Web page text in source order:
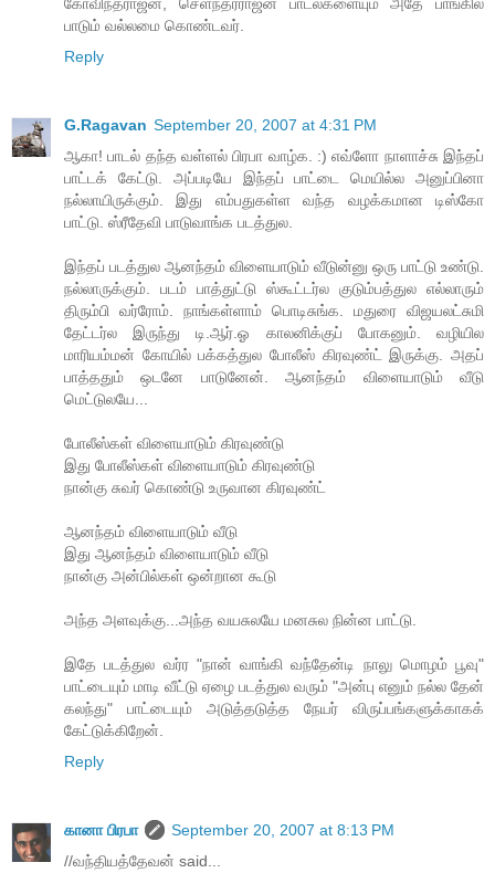
பாடும் வல்லமை கொண்டவர்.
Reply
G.Ragavan September 20, 2007 at 4:31 PM
ஆகா! பாடல் தந்த வள்ளல் பிரபா வாழ்க. :) எவ்ளோ நாளாச்சு இந்தப்
பாட்டக் கேட்டு. அப்படியே இந்தப் பாட்டை மெயில்ல அனுப்பினா
நல்லாயிருக்கும். இது எம்பதுகள்ள வந்த வழக்கமான டிஸ்கோ
பாட்டு. ஸ்ரீதேவி பாடுவாங்க படத்துல.
இந்தப் படத்துல ஆனந்தம் விளையாடும் வீடுன்னு ஒரு பாட்டு உண்டு.
நல்லாருக்கும். படம் பாத்துட்டு ஸ்கூட்டர்ல குடும்பத்துல எல்லாரும்
திரும்பி வர்ரோம். நாங்கள்ளாம் பொடிசுங்க. மதுரை விஜயலட்சுமி
தேட்டர்ல இருந்து டி.ஆர்.ஓ காலனிக்குப் போகனும். வழியில
மாரியம்மன் கோயில் பக்கத்துல போலீஸ் கிரவுண்ட் இருக்கு. அதப்
பாத்ததும் ஒடனே பாடுனேன். ஆனந்தம் விளையாடும் வீடு
மெட்டுலயே...
போலீஸ்கள் விளையாடும் கிரவுண்டு
இது போலீஸ்கள் விளையாடும் கிரவுண்டு
நான்கு சுவர் கொண்டு உருவான கிரவுண்ட்
ஆனந்தம் விளையாடும் வீடு
இது ஆனந்தம் விளையாடும் வீடு
நான்கு அன்பில்கள் ஒன்றான கூடு
அந்த அளவுக்கு...அந்த வயசுலயே மனசுல நின்ன பாட்டு.
இதே படத்துல வர்ர "நான் வாங்கி வந்தேன்டி நாலு மொழம் பூவு"
பாட்டையும் மாடி வீட்டு ஏழை படத்துல வரும் "அன்பு எனும் நல்ல தேன்
கலந்து" பாட்டையும் அடுத்தடுத்த நேயர் விருப்பங்களுக்காகக்
கேட்டுக்கிறேன்.
Reply
கானா பிரபா
September 20, 2007 at 8:13 PM
//வந்தியத்தேவன் said...